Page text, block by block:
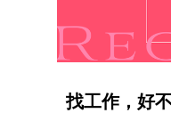
找工作，好